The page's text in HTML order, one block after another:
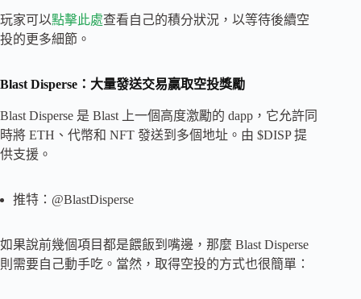
玩家可以點擊此處查看自己的積分狀況，以等待後續空
投的更多細節。
Blast Disperse：大量發送交易贏取空投獎勵
Blast Disperse 是 Blast 上一個高度激勵的 dapp，它允許同
時將 ETH、代幣和 NFT 發送到多個地址。由 $DISP 提
供支援。
推特：@BlastDisperse
如果說前幾個項目都是餵飯到嘴邊，那麼 Blast Disperse
則需要自己動手吃。當然，取得空投的方式也很簡單：